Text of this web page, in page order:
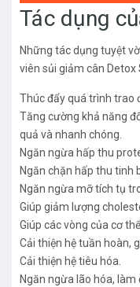
Tác dụng
Những tác dụng tuyệt
viên sủi giảm cân Detox
Thúc đẩy quá trình trao
Tăng cường khả năng
quả và nhanh chóng.
Ngăn ngừa hấp thu
Ngăn chặn hấp thu tinh
Ngăn ngừa mỡ tích tụ
Giúp giảm lượng
Giúp các vòng của cơ
Cải thiện hệ tuần hoàn,
Cải thiện hệ tiêu hóa.
Ngăn ngừa lão hóa, làm